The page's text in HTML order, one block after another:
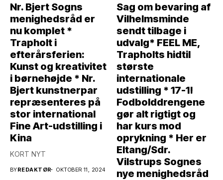
Nr. Bjert Sogns
menighedsråd er
nu komplet *
Trapholt i
efterårsferien:
Kunst og kreativitet
i børnehøjde * Nr.
Bjert kunstnerpar
repræsenteres på
stor international
Fine Art-udstilling i
Kina
KORT NYT
BYREDAKTØR OKTOBER 11, 2024
Sag om bevaring af
Vilhelmsminde
sendt tilbage i
udvalg* FEEL ME,
Trapholts hidtil
største
internationale
udstilling * 17-1!
Fodbolddrengene
gør alt rigtigt og
har kurs mod
oprykning * Her er
Eltang/Sdr.
Vilstrups Sognes
nye menighedsråd